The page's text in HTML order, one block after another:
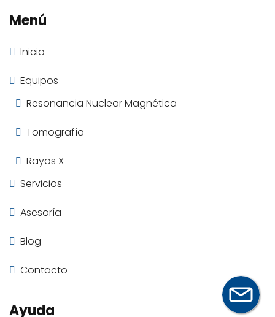
Menú
Inicio
Equipos
Resonancia Nuclear Magnética
Tomografía
Rayos X
Servicios
Asesoría
Blog
Contacto
Ayuda